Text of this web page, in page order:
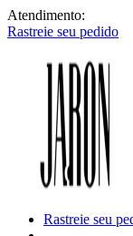
Atendimento:
Rastreie seu pedido
Rastreie seu